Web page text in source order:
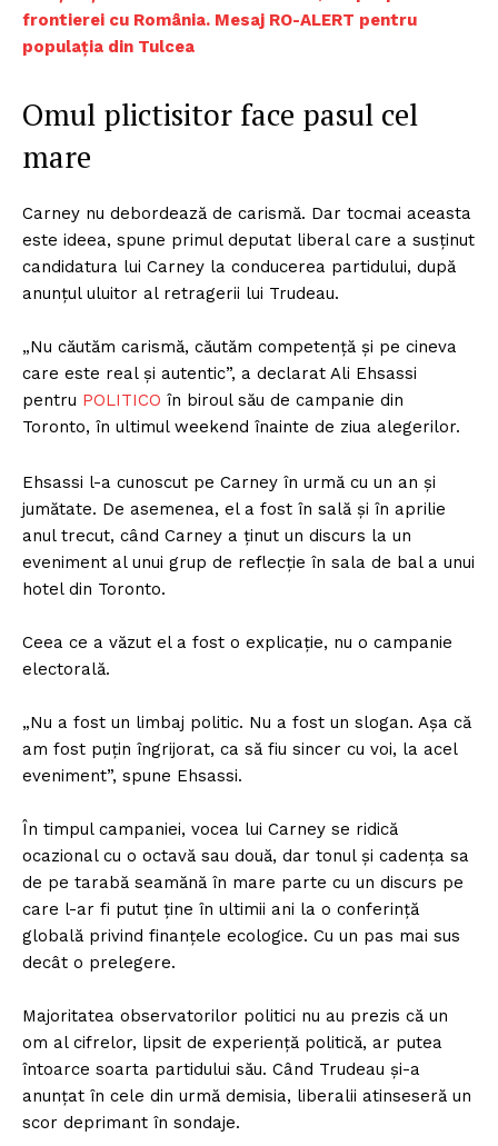
frontierei cu România. Mesaj RO-ALERT pentru
populația din Tulcea
Omul plictisitor face pasul cel
mare
Carney nu debordează de carismă. Dar tocmai aceasta
este ideea, spune primul deputat liberal care a susținut
candidatura lui Carney la conducerea partidului, după
anunțul uluitor al retragerii lui Trudeau.
„Nu căutăm carismă, căutăm competență și pe cineva
care este real și autentic”, a declarat Ali Ehsassi
pentru POLITICO în biroul său de campanie din
Toronto, în ultimul weekend înainte de ziua alegerilor.
Ehsassi l-a cunoscut pe Carney în urmă cu un an și
jumătate. De asemenea, el a fost în sală și în aprilie
anul trecut, când Carney a ținut un discurs la un
eveniment al unui grup de reflecție în sala de bal a unui
hotel din Toronto.
Ceea ce a văzut el a fost o explicație, nu o campanie
electorală.
„Nu a fost un limbaj politic. Nu a fost un slogan. Așa că
am fost puțin îngrijorat, ca să fiu sincer cu voi, la acel
eveniment”, spune Ehsassi.
În timpul campaniei, vocea lui Carney se ridică
ocazional cu o octavă sau două, dar tonul și cadența sa
de pe tarabă seamănă în mare parte cu un discurs pe
care l-ar fi putut ține în ultimii ani la o conferință
globală privind finanțele ecologice. Cu un pas mai sus
decât o prelegere.
Majoritatea observatorilor politici nu au prezis că un
om al cifrelor, lipsit de experiență politică, ar putea
întoarce soarta partidului său. Când Trudeau și-a
anunțat în cele din urmă demisia, liberalii atinseseră un
scor deprimant în sondaje.